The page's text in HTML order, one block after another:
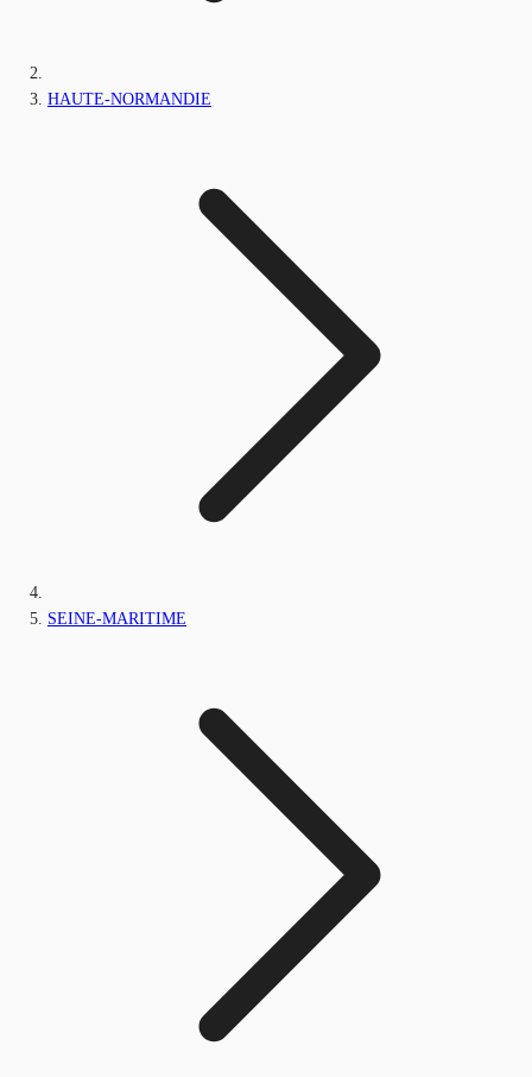
HAUTE-NORMANDIE
SEINE-MARITIME